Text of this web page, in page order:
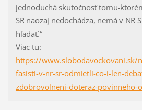
jednoduchá skutočnosť tomu-
SR naozaj nedochádza, nemá v NR
hľadať.“
Viac tu:
https://www.slobodavockovani.sk/
fasisti-v-nr-sr-odmietli-co-i-len-
zdobrovolneni-doteraz-povinneho-